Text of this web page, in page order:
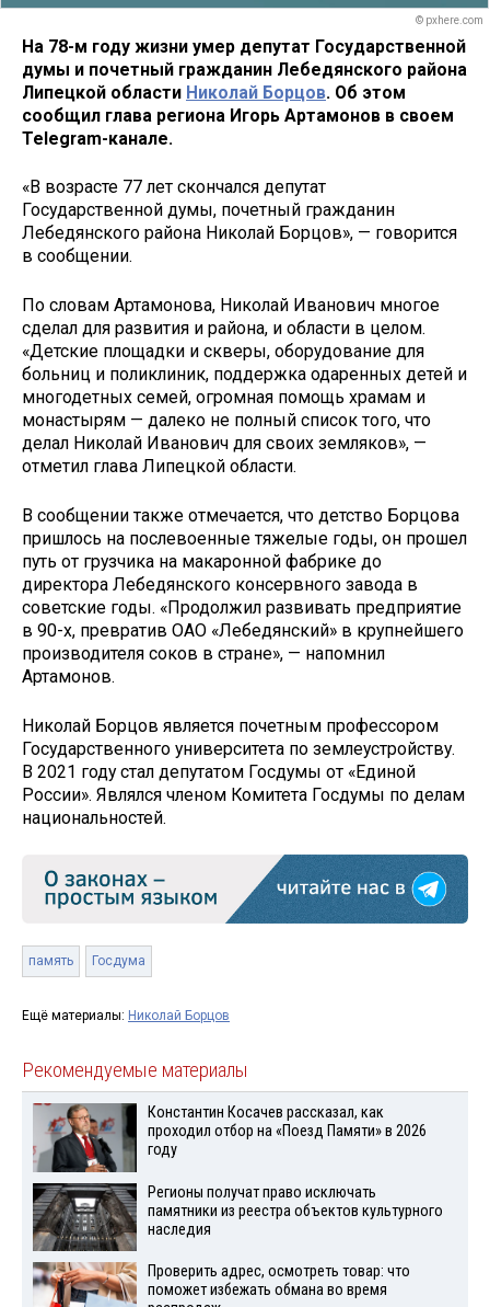
© pxhere.com
На 78-м году жизни умер депутат Государственной
думы и почетный гражданин Лебедянского района
Липецкой области Николай Борцов. Об этом
сообщил глава региона Игорь Артамонов в своем
Telegram-канале.
«В возрасте 77 лет скончался депутат
Государственной думы, почетный гражданин
Лебедянского района Николай Борцов», — говорится
в сообщении.
По словам Артамонова, Николай Иванович многое
сделал для развития и района, и области в целом.
«Детские площадки и скверы, оборудование для
больниц и поликлиник, поддержка одаренных детей и
многодетных семей, огромная помощь храмам и
монастырям — далеко не полный список того, что
делал Николай Иванович для своих земляков», —
отметил глава Липецкой области.
В сообщении также отмечается, что детство Борцова
пришлось на послевоенные тяжелые годы, он прошел
путь от грузчика на макаронной фабрике до
директора Лебедянского консервного завода в
советские годы. «Продолжил развивать предприятие
в 90-х, превратив ОАО «Лебедянский» в крупнейшего
производителя соков в стране», — напомнил
Артамонов.
Николай Борцов является почетным профессором
Государственного университета по землеустройству.
В 2021 году стал депутатом Госдумы от «Единой
России». Являлся членом Комитета Госдумы по делам
национальностей.
память Госдума
Ещё материалы: Николай Борцов
Рекомендуемые материалы
Константин Косачев рассказал, как
проходил отбор на «Поезд Памяти» в 2026
году
Регионы получат право исключать
памятники из реестра объектов культурного
наследия
Проверить адрес, осмотреть товар: что
поможет избежать обмана во время